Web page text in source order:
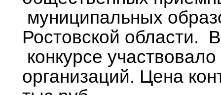
муниципальных
Ростовской области.
конкурсе участвовало
организаций. Цена